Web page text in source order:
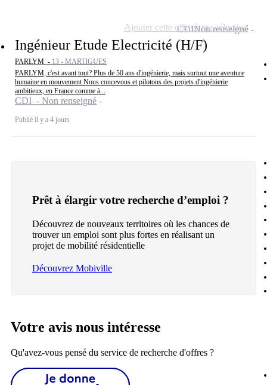
Ingénieur Etude Electricité (H/F)
PARLYM - 13 - MARTIGUES
PARLYM, c'est avant tout? Plus de 50 ans d'ingénierie, mais surtout une aventure
humaine en mouvement Nous concevons et pilotons des projets d'ingénierie
ambitieux, en France comme à...
CDI - Non renseigné
Publié il y a 4 jours
CDINon renseigné
Ajouter cette offre à ma sélection
Prêt à élargir votre recherche d’emploi ?
Découvrez de nouveaux territoires où les chances de
trouver un emploi sont plus fortes en réalisant un
projet de mobilité résidentielle
Découvrez Mobiville
Votre avis nous intéresse
Qu'avez-vous pensé du service de recherche d'offres ?